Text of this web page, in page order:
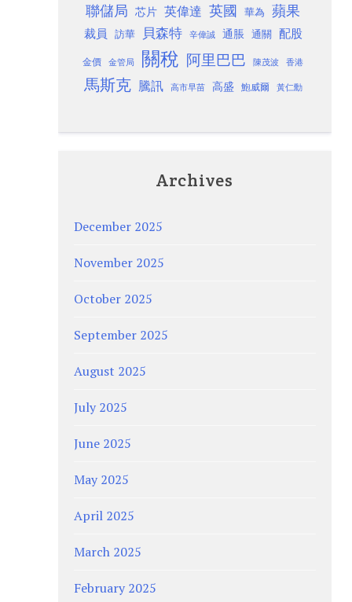
聯儲局 芯片 英偉達 英國 華為 蘋果
裁員 訪華 貝森特 辛偉誠 通脹 通關 配股
金價 金管局 關稅 阿里巴巴 陳茂波 香港
馬斯克 騰訊 高市早苗 高盛 鮑威爾 黃仁勳
Archives
December 2025
November 2025
October 2025
September 2025
August 2025
July 2025
June 2025
May 2025
April 2025
March 2025
February 2025